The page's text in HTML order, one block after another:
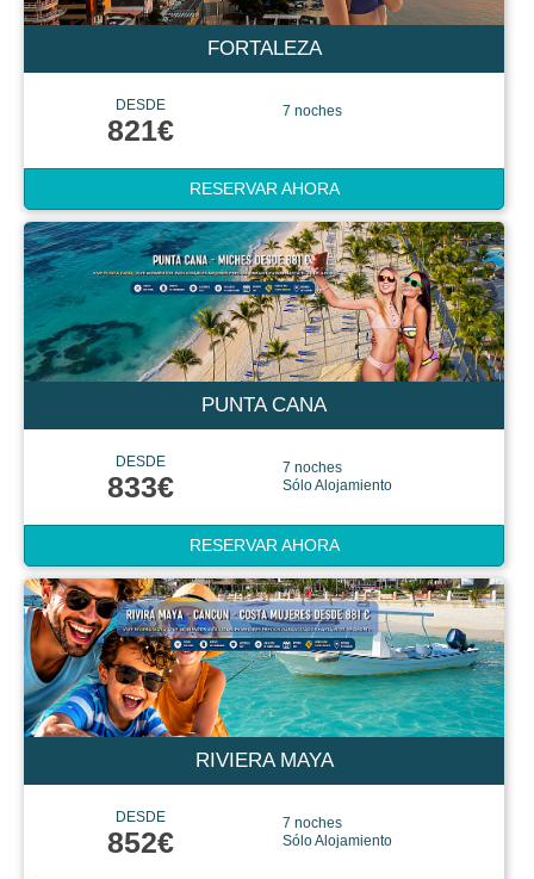
FORTALEZA
DESDE
821€
7 noches
RESERVAR AHORA
PUNTA CANA
DESDE
833€
7 noches
Sólo Alojamiento
RESERVAR AHORA
RIVIERA MAYA
DESDE
852€
7 noches
Sólo Alojamiento